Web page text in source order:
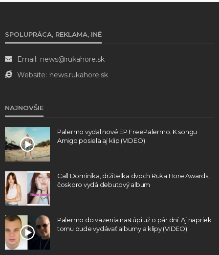
SPOLUPRÁCA, REKLAMA, INÉ
Email: news@rukahore.sk
Website: news.rukahore.sk
NAJNOVŠIE
Palermo vydal nové EP FreePalermo. K songu
Amigo posiela aj klip (VIDEO)
Call Dominika, držiteľka dvoch Ruka Hore Awards,
čoskoro vydá debutový album
Palermo do väzenia nastúpi už o pár dní. Aj napriek
tomu bude vydávať albumy a klipy (VIDEO)